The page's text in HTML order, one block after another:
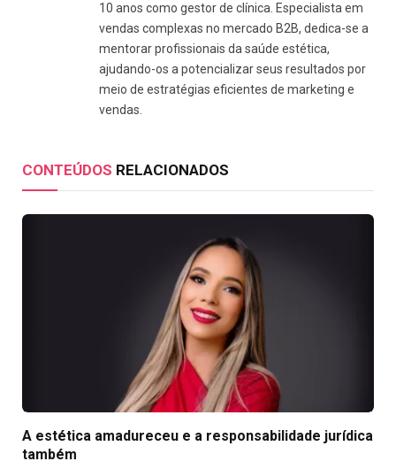
10 anos como gestor de clínica. Especialista em
vendas complexas no mercado B2B, dedica-se a
mentorar profissionais da saúde estética,
ajudando-os a potencializar seus resultados por
meio de estratégias eficientes de marketing e
vendas.
CONTEÚDOS RELACIONADOS
A estética amadureceu e a responsabilidade jurídica
também